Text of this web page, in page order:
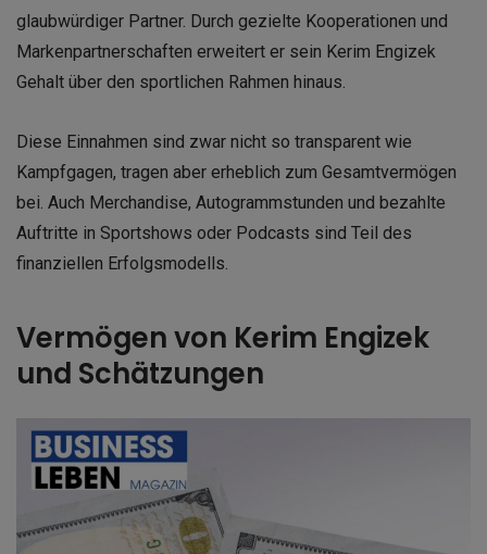
glaubwürdiger Partner. Durch gezielte Kooperationen und
Markenpartnerschaften erweitert er sein Kerim Engizek
Gehalt über den sportlichen Rahmen hinaus.
Diese Einnahmen sind zwar nicht so transparent wie
Kampfgagen, tragen aber erheblich zum Gesamtvermögen
bei. Auch Merchandise, Autogrammstunden und bezahlte
Auftritte in Sportshows oder Podcasts sind Teil des
finanziellen Erfolgsmodells.
Vermögen von Kerim Engizek
und Schätzungen